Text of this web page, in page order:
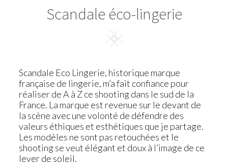
Scandale éco-lingerie
Square
Scandale Eco Lingerie, historique marque
française de lingerie, m’a fait confiance pour
réaliser de A à Z ce shooting dans le sud de la
France. La marque est revenue sur le devant de
la scène avec une volonté de défendre des
valeurs éthiques et esthétiques que je partage.
Les modèles ne sont pas retouchées et le
shooting se veut élégant et doux à l’image de ce
lever de soleil.